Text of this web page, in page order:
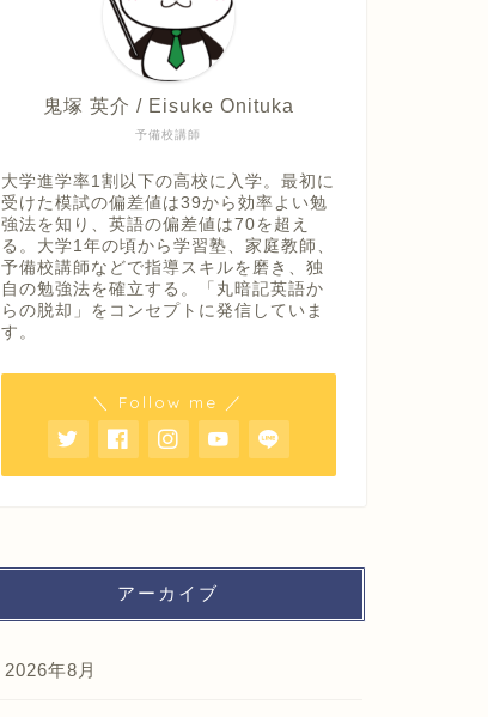
予備校講師
鬼塚 英介 / Eisuke Onituka
大学進学率1割以下の高校に入学。最初に
受けた模試の偏差値は39から効率よい勉
強法を知り、英語の偏差値は70を超え
る。大学1年の頃から学習塾、家庭教師、
予備校講師などで指導スキルを磨き、独
自の勉強法を確立する。「丸暗記英語か
らの脱却」をコンセプトに発信していま
す。
＼ Follow me ／
アーカイブ
2026年8月